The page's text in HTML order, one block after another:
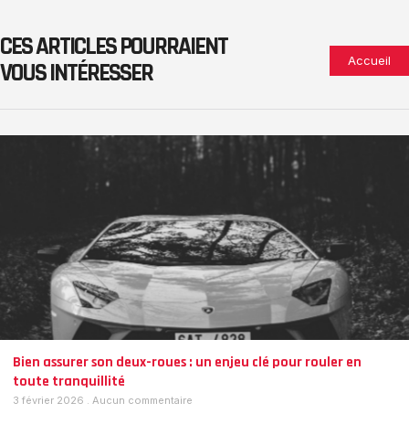
CES ARTICLES POURRAIENT
VOUS INTÉRESSER
Accueil
Bien assurer son deux-roues : un enjeu clé pour rouler en
toute tranquillité
3 février 2026 Aucun commentaire